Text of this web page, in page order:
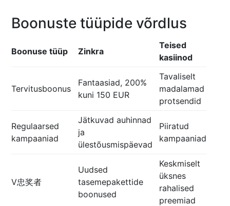
Boonuste tüüpide võrdlus
Boonuse tüüp Zinkra
Teised
kasiinod
Tervitusboonus
Fantaasiad, 200%
kuni 150 EUR
Tavaliselt
madalamad
protsendid
Regulaarsed
kampaaniad
Jätkuvad auhinnad
ja
ülestõusmispäevad
Piiratud
kampaaniad
V忠奖者
Uudsed
tasemepakettide
boonused
Keskmiselt
üksnes
rahalised
preemiad